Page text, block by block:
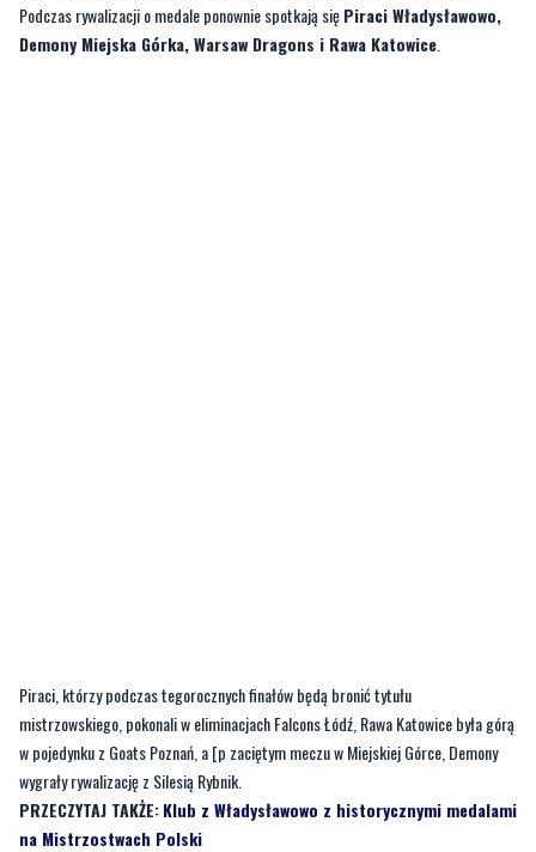
Podczas rywalizacji o medale ponownie spotkają sięPiraci Władysławowo,
Demony Miejska Górka, Warsaw Dragons i Rawa Katowice
Piraci, którzy podczas tegorocznych finałów będą bronić tytułu
mistrzowskiego, pokonali w eliminacjach Falcons Łódź, Rawa Katowice była górą
w pojedynku z Goats Poznań, a [p zaciętym meczu w Miejskiej Górce, Demony
wygrały rywalizację z Silesią Rybnik.
PRZECZYTAJ TAKŻE:Klub z Władysławowo z historycznymi medalami
na Mistrzostwach Polski